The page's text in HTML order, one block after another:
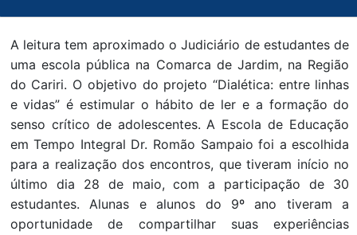
A leitura tem aproximado o Judiciário de estudantes de
uma escola pública na Comarca de Jardim, na Região
do Cariri. O objetivo do projeto “Dialética: entre linhas
e vidas” é estimular o hábito de ler e a formação do
senso crítico de adolescentes. A Escola de Educação
em Tempo Integral Dr. Romão Sampaio foi a escolhida
para a realização dos encontros, que tiveram início no
último dia 28 de maio, com a participação de 30
estudantes. Alunas e alunos do 9º ano tiveram a
oportunidade de compartilhar suas experiências